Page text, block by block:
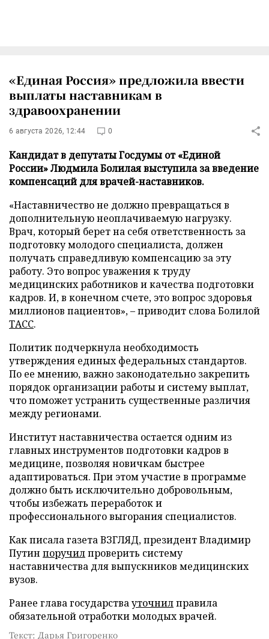
«Единая Россия» предложила ввести
выплаты наставникам в
здравоохранении
6 августа 2026, 12:44 0
Кандидат в депутаты Госдумы от «Единой
России» Людмила Болилая выступила за введение
компенсаций для врачей-наставников.
«Наставничество не должно превращаться в
дополнительную неоплачиваемую нагрузку.
Врач, который берет на себя ответственность за
подготовку молодого специалиста, должен
получать справедливую компенсацию за эту
работу. Это вопрос уважения к труду
медицинских работников и качества подготовки
кадров. И, в конечном счете, это вопрос здоровья
миллионов пациентов», – приводит слова Болилой
ТАСС.
Политик подчеркнула необходимость
утверждения единых федеральных стандартов.
По ее мнению, важно законодательно закрепить
порядок организации работы и систему выплат,
что поможет устранить существенные различия
между регионами.
Институт наставничества остается одним из
главных инструментов подготовки кадров в
медицине, позволяя новичкам быстрее
адаптироваться. При этом участие в программе
должно быть исключительно добровольным,
чтобы избежать переработок и
профессионального выгорания специалистов.
Как писала газета ВЗГЛЯД, президент Владимир
Путин поручилпроверить систему
наставничества для выпускников медицинских
вузов.
Ранее глава государствауточнилправила
обязательной отработки молодых врачей.
Текст: Дарья Григоренко